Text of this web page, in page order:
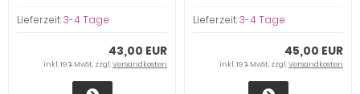
Lieferzeit:3-4 Tage
43,00 EUR
inkl. 19 % MwSt. zzgl.Versandkosten
Lieferzeit:3-4 Tage
45,00 EUR
inkl. 19 % MwSt. zzgl.Versandkosten